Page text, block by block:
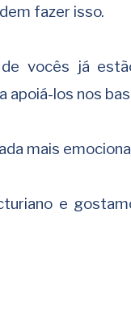
fazer isso.
vocês já
apoiá-los nos
mais
e